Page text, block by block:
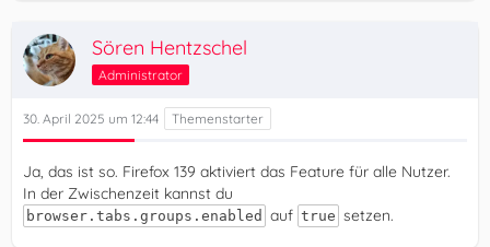
Sören Hentzschel
Administrator
30. April 2025 um 12:44
Ja, das ist so. Firefox 139 aktiviert das Feature für alle Nutzer.
In der Zwischenzeit kannst du
browser.tabs.groups.enabled auf true setzen.